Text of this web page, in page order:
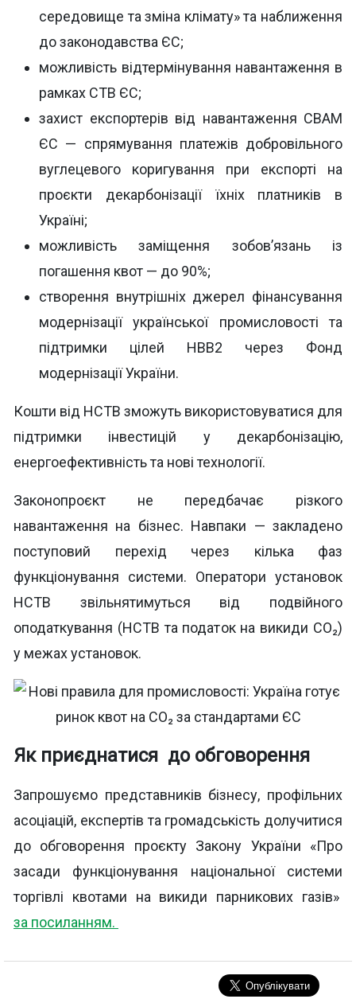
середовище та зміна клімату» та наближення
до законодавства ЄС;
можливість відтермінування навантаження в
рамках СТВ ЄС;
захист експортерів від навантаження СВАМ
ЄС — спрямування платежів добровільного
вуглецевого коригування при експорті на
проєкти декарбонізації їхніх платників в
Україні;
можливість заміщення зобов’язань із
погашення квот — до 90%;
створення внутрішніх джерел фінансування
модернізації української промисловості та
підтримки цілей НВВ2 через Фонд
модернізації України.
Кошти від НСТВ зможуть використовуватися для
підтримки інвестицій у декарбонізацію,
енергоефективність та нові технології.
Законопроєкт не передбачає різкого
навантаження на бізнес. Навпаки — закладено
поступовий перехід через кілька фаз
функціонування системи. Оператори установок
НСТВ звільнятимуться від подвійного
оподаткування (НСТВ та податок на викиди СО₂)
у межах установок.
Як приєднатися до обговорення
Запрошуємо представників бізнесу, профільних
асоціацій, експертів та громадськість долучитися
до обговорення проєкту Закону України «Про
засади функціонування національної системи
торгівлі квотами на викиди парникових газів»
за посиланням.